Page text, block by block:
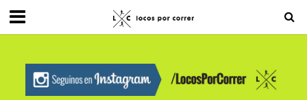
G-0X2PD3RFLV